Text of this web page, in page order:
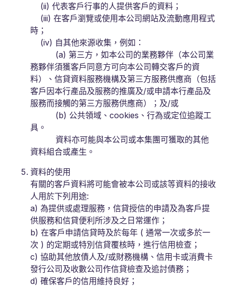
(ii) 代表客戶行事的人提供客戶的資料；
(iii) 在客戶瀏覽或使用本公司網站及流動應用程式
時；
(iv) 自其他來源收集，例如：
(a) 第三方，如本公司的業務夥伴（本公司業
務夥伴須獲客戶同意方可向本公司轉交客戶的資
料）、信貸資料服務機構及第三方服務供應商（包括
客戶因本行產品及服務的推廣及/或申請本行產品及
服務而接觸的第三方服務供應商）；及/或
(b) 公共領域、cookies、行為或定位追蹤工
具。
資料亦可能與本公司或本集團可獲取的其他
資料組合或產生。
資料的使用
有關的客戶資料將可能會被本公司或該等資料的接收
人用於下列用途:
a) 為提供或處理服務，信貸授信的申請及為客戶提
供服務和信貸便利所涉及之日常運作；
b) 在客戶申請信貸時及於每年 ( 通常一次或多於一
次 ) 的定期或特別信貸覆核時，進行信用檢查；
c) 協助其他放債人及/或財務機構、信用卡或消費卡
發行公司及收數公司作信貸檢查及追討債務；
d) 確保客戶的信用維持良好；